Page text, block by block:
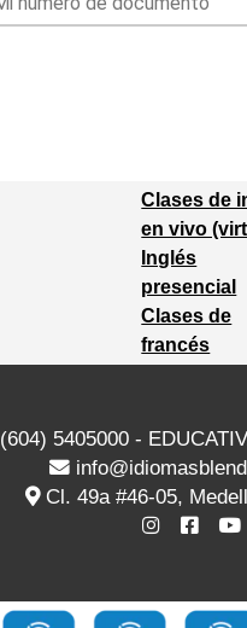
Clases de
en vivo
Inglés
presencial
Clases de
francés
(604) 5405000 -
Cl. 49a #46-05,